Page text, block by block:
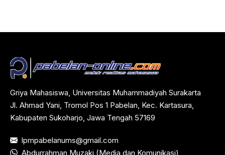
Griya Mahasiswa, Universitas Muhammadiyah Surakarta
Jl. Ahmad Yani, Tromol Pos 1 Pabelan, Kec. Kartasura,
Kabupaten Sukoharjo, Jawa Tengah 57169
lpmpabelanums@gmail.com
Abdurrahman Muzaki (Media dan Komunikasi)